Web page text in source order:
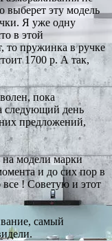
выберет эту модель
Я уже одну
в этой
то пружинка в ручке
1700 р. А так,
пока
следующий день
предложений,
модели марки
и до сих пор в
все ! Советую и этот
самый